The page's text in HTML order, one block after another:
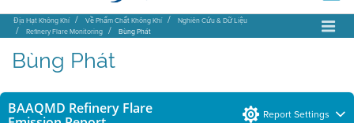
Địa Hạt Không Khí Về Phẩm Chất Không Khí
Nghiên Cứu & Dữ Liệu
Refinery Flare Monitoring
Bùng Phát
Bùng Phát
BAAQMD Refinery Flare
Report Settings